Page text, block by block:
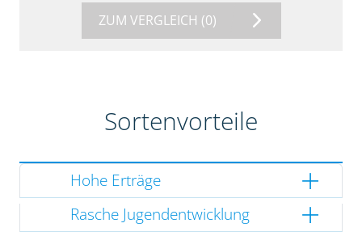
ZUM VERGLEICH (0)
Sortenvorteile
Hohe Erträge
Rasche Jugendentwicklung